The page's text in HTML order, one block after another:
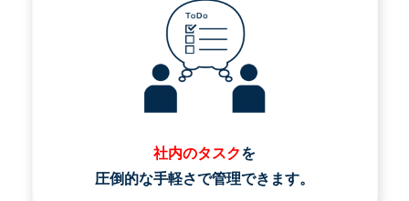
社内のタスクを
圧倒的な手軽さで管理できます。